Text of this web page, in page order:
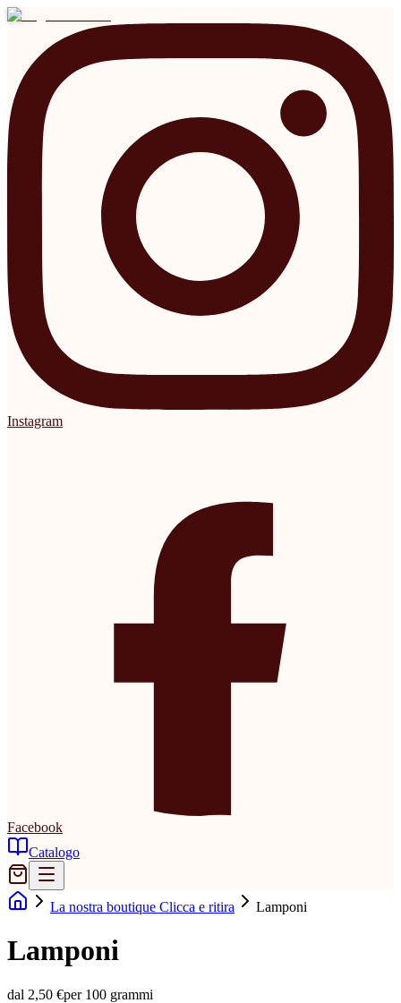
Instagram
Facebook
Catalogo
La nostra boutique Clicca e ritira Lamponi
Lamponi
dal 2,50 €per 100 grammi